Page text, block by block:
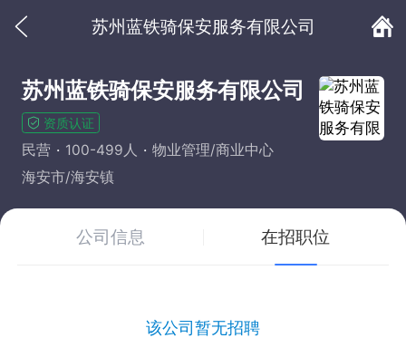
苏州蓝铁骑保安服务有限公司
苏州蓝铁骑保安服务有限公司
资质认证
民营 100-499人
物业管理/商业中心
海安市/海安镇
公司信息 在招职位
该公司暂无招聘